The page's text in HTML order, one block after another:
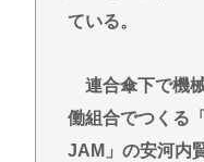
チック症のゆうぽ
Powered by livedoor
ている。
連合傘下で機
働組合でつくる
JAM」の安河内